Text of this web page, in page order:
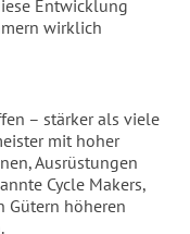
Entwicklung
wirklich
– stärker als viele
mit hoher
Ausrüstungen
Cycle Makers,
Gütern höheren